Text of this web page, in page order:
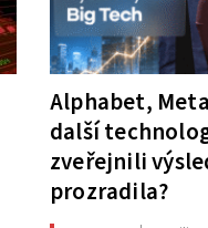
Alphabet,
další
zveřejnili
prozradila?